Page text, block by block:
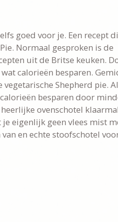
goed voor je. Een recept
Normaal gesproken is de
uit de Britse keuken.
calorieën besparen.
Shepherd pie.
besparen door
ovenschotel
je eigenlijk geen vlees mist
en echte stoofschotel